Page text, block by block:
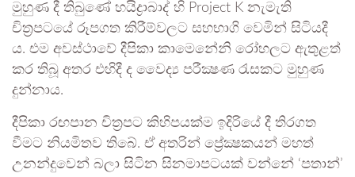
මුහුණ දී තිබුණේ හයිද්‍රාබාද් හි Project K නැමැති
චිත්‍රපටයේ රූපගත කිරීම්වලට සහභාගි වෙමින් සිටියදී
ය. එම අවස්ථාවේ දීපිකා කාමෙනේනි රෝහලට ඇතුළත්
කර තිබූ අතර එහිදී ද වෛද්‍ය පරීක්‍ෂණ රැසකට මුහුණ
දුන්නාය.
දීපිකා රඟපාන චිත්‍රපට කිහිපයක්ම ඉදිරියේ දී තිරගත
වීමට නියමිතව තිබේ. ඒ අතරින් ප්‍රේක්‍ෂකයන් මහත්
උනන්දුවෙන් බලා සිටින සිනමාපටයක් වන්නේ ‘පතාන්’